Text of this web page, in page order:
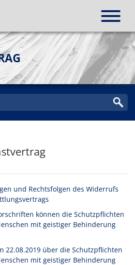
und Rechtsfolgen des Widerrufs
können die Schutzpflichten
mit geistiger Behinderung
22.08.2019 über die Schutzpflichten
mit geistiger Behinderung